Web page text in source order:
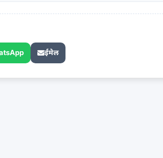
ईमेल